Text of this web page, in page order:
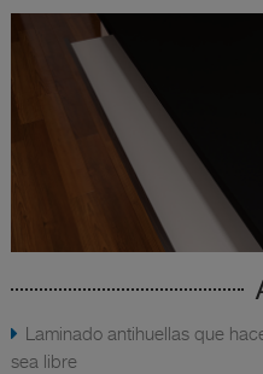
Laminado antihuellas que
sea libre